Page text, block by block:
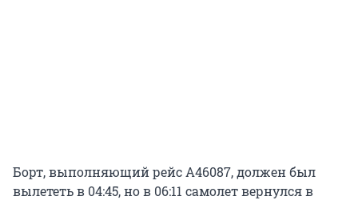
Борт, выполняющий рейс А46087, должен был
вылететь в 04:45, но в 06:11 самолет вернулся в